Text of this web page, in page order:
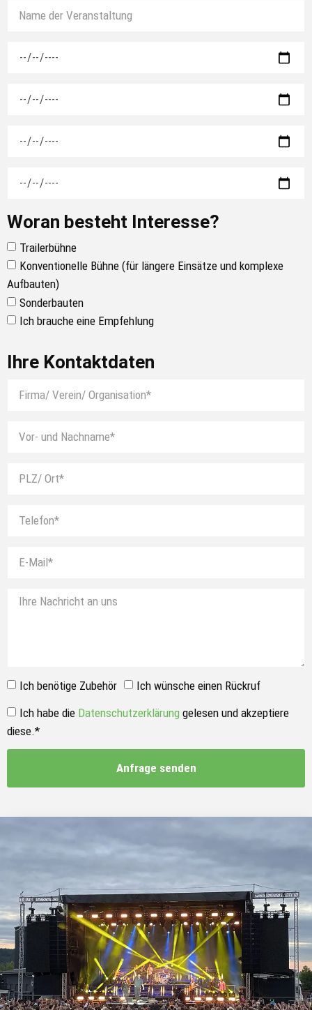
Woran besteht Interesse?
Trailerbühne
Konventionelle Bühne (für längere Einsätze und komplexe
Aufbauten)
Sonderbauten
Ich brauche eine Empfehlung
Ihre Kontaktdaten
Ich benötige Zubehör
Ich wünsche einen Rückruf
Ich habe die Datenschutzerklärung gelesen und akzeptiere
diese.*
Anfrage senden